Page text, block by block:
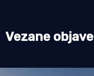
Vezane objave